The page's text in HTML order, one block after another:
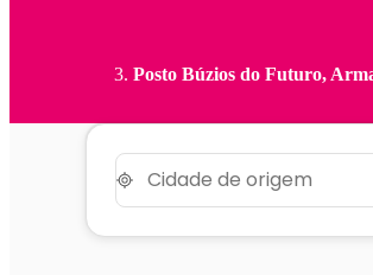
Posto Búzios do Futuro,